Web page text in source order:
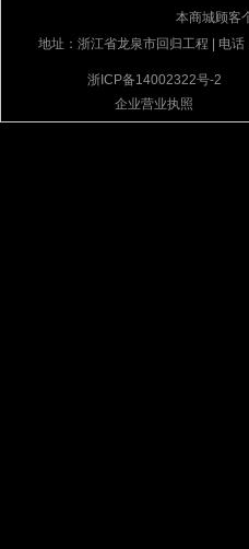
本商城顾客
地址：浙江省龙泉市回归工程 | 电
浙ICP备14002322号-2
企业营业执照